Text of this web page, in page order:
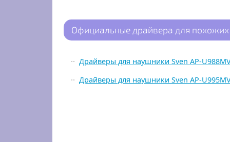
Официальные драйвера для
Драйверы для наушники Sven AP-
Драйверы для наушники Sven AP-